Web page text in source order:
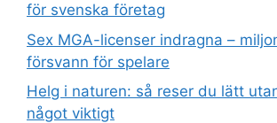
för svenska företag
Sex MGA-licenser indragna –
försvann för spelare
Helg i naturen: så reser du lätt
något viktigt